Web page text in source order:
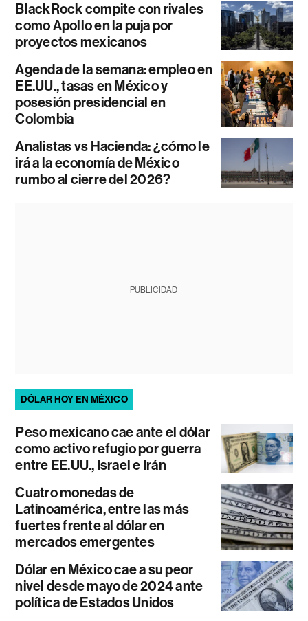
BlackRock compite con rivales
como Apollo en la puja por
proyectos mexicanos
Agenda de la semana: empleo en
EE.UU., tasas en México y
posesión presidencial en
Colombia
Analistas vs Hacienda: ¿cómo le
irá a la economía de México
rumbo al cierre del 2026?
PUBLICIDAD
DÓLAR HOY EN MÉXICO
Peso mexicano cae ante el dólar
como activo refugio por guerra
entre EE.UU., Israel e Irán
Cuatro monedas de
Latinoamérica, entre las más
fuertes frente al dólar en
mercados emergentes
Dólar en México cae a su peor
nivel desde mayo de 2024 ante
política de Estados Unidos